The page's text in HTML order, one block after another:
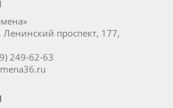
Ленинский проспект, 177,
249-62-63